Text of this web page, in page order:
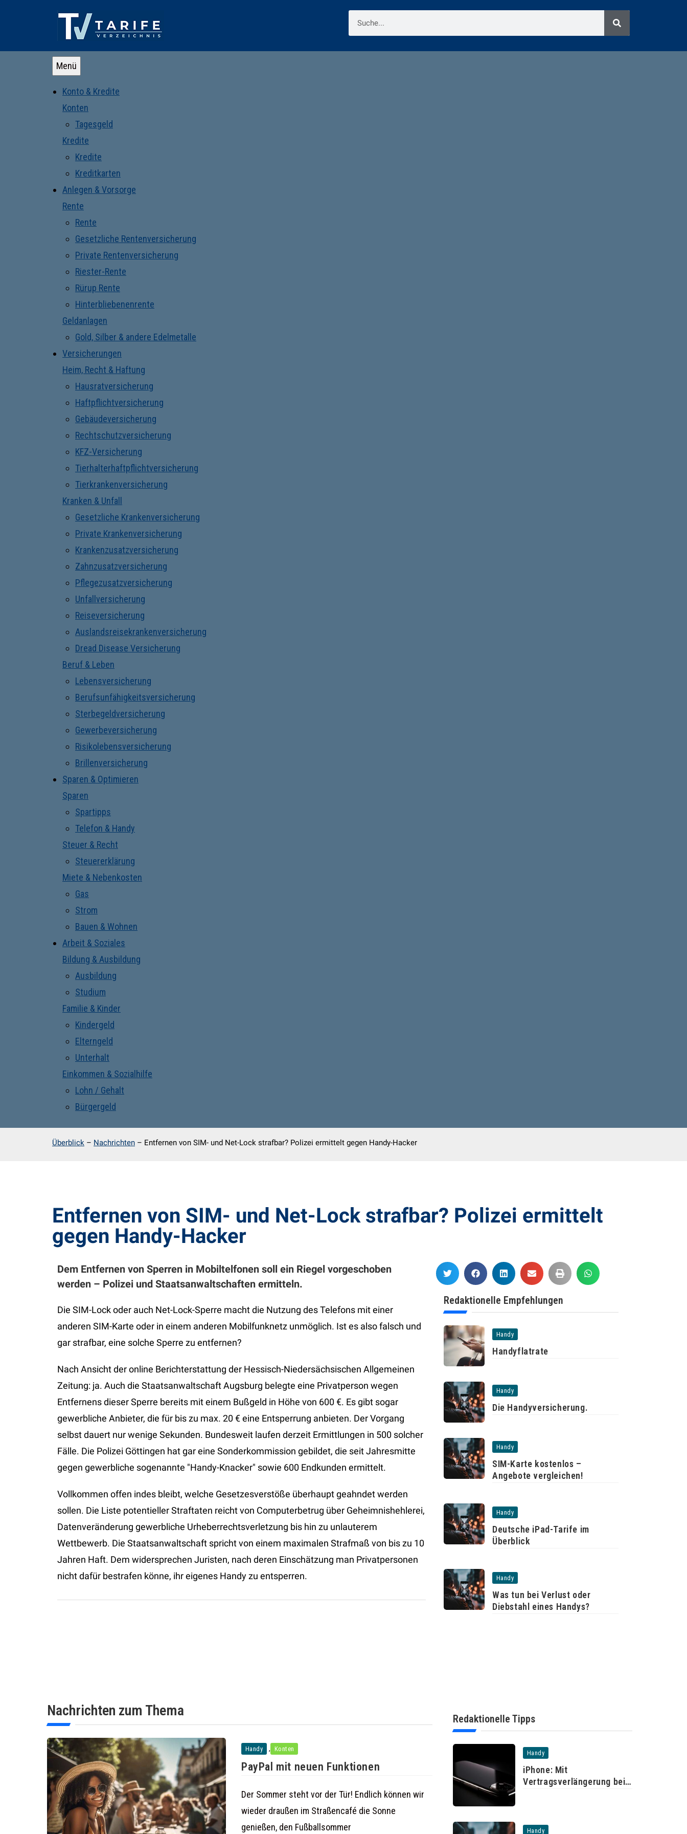
Menü
Konto & Kredite
Konten
Tagesgeld
Kredite
Kredite
Kreditkarten
Anlegen & Vorsorge
Rente
Rente
Gesetzliche Rentenversicherung
Private Rentenversicherung
Riester-Rente
Rürup Rente
Hinterbliebenenrente
Geldanlagen
Gold, Silber & andere Edelmetalle
Versicherungen
Heim, Recht & Haftung
Hausratversicherung
Haftpflichtversicherung
Gebäudeversicherung
Rechtschutzversicherung
KFZ-Versicherung
Tierhalterhaftpflichtversicherung
Tierkrankenversicherung
Kranken & Unfall
Gesetzliche Krankenversicherung
Private Krankenversicherung
Krankenzusatzversicherung
Zahnzusatzversicherung
Pflegezusatzversicherung
Unfallversicherung
Reiseversicherung
Auslandsreisekrankenversicherung
Dread Disease Versicherung
Beruf & Leben
Lebensversicherung
Berufsunfähigkeitsversicherung
Sterbegeldversicherung
Gewerbeversicherung
Risikolebensversicherung
Brillenversicherung
Sparen & Optimieren
Sparen
Spartipps
Telefon & Handy
Steuer & Recht
Steuererklärung
Miete & Nebenkosten
Gas
Strom
Bauen & Wohnen
Arbeit & Soziales
Bildung & Ausbildung
Ausbildung
Studium
Familie & Kinder
Kindergeld
Elterngeld
Unterhalt
Einkommen & Sozialhilfe
Lohn / Gehalt
Bürgergeld
Überblick – Nachrichten – Entfernen von SIM- und Net-Lock strafbar? Polizei ermittelt gegen Handy-Hacker
Entfernen von SIM- und Net-Lock strafbar? Polizei ermittelt
gegen Handy-Hacker
Dem Entfernen von Sperren in Mobiltelfonen soll ein Riegel vorgeschoben
werden – Polizei und Staatsanwaltschaften ermitteln.
Die SIM-Lock oder auch Net-Lock-Sperre macht die Nutzung des Telefons mit einer
anderen SIM-Karte oder in einem anderen Mobilfunknetz unmöglich. Ist es also falsch und
gar strafbar, eine solche Sperre zu entfernen?
Nach Ansicht der online Berichterstattung der Hessisch-Niedersächsischen Allgemeinen
Zeitung: ja. Auch die Staatsanwaltschaft Augsburg belegte eine Privatperson wegen
Entfernens dieser Sperre bereits mit einem Bußgeld in Höhe von 600 €. Es gibt sogar
gewerbliche Anbieter, die für bis zu max. 20 € eine Entsperrung anbieten. Der Vorgang
selbst dauert nur wenige Sekunden. Bundesweit laufen derzeit Ermittlungen in 500 solcher
Fälle. Die Polizei Göttingen hat gar eine Sonderkommission gebildet, die seit Jahresmitte
gegen gewerbliche sogenannte "Handy-Knacker" sowie 600 Endkunden ermittelt.
Vollkommen offen indes bleibt, welche Gesetzesverstöße überhaupt geahndet werden
sollen. Die Liste potentieller Straftaten reicht von Computerbetrug über Geheimnishehlerei,
Datenveränderung gewerbliche Urheberrechtsverletzung bis hin zu unlauterem
Wettbewerb. Die Staatsanwaltschaft spricht von einem maximalen Strafmaß von bis zu 10
Jahren Haft. Dem widersprechen Juristen, nach deren Einschätzung man Privatpersonen
nicht dafür bestrafen könne, ihr eigenes Handy zu entsperren.
Redaktionelle Empfehlungen
Handy
Handyflatrate
Handy
Die Handyversicherung.
Handy
SIM-Karte kostenlos –
Angebote vergleichen!
Handy
Deutsche iPad-Tarife im
Überblick
Handy
Was tun bei Verlust oder
Diebstahl eines Handys?
Nachrichten zum Thema
Handy , Konten
PayPal mit neuen Funktionen
Der Sommer steht vor der Tür! Endlich können wir
wieder draußen im Straßencafé die Sonne
genießen, den Fußballsommer
Redaktionelle Tipps
Handy
iPhone: Mit
Vertragsverlängerung bei
Handy